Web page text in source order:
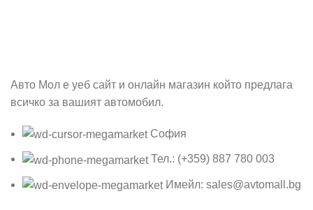
Авто Мол е уеб сайт и онлайн магазин който предлага
всичко за вашият автомобил.
София
Тел.: (+359) 887 780 003
Имейл: sales@avtomall.bg